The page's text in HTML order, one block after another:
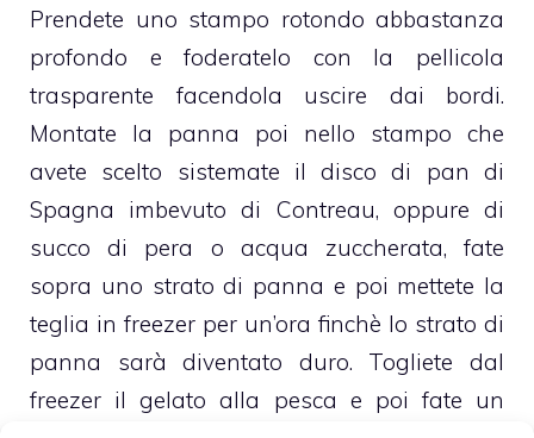
Prendete uno stampo rotondo abbastanza
profondo e foderatelo con la pellicola
trasparente facendola uscire dai bordi.
Montate la panna poi nello stampo che
avete scelto sistemate il disco di pan di
Spagna imbevuto di Contreau, oppure di
succo di pera o acqua zuccherata, fate
sopra uno strato di panna e poi mettete la
teglia in freezer per un’ora finchè lo strato di
panna sarà diventato duro. Togliete dal
freezer il gelato alla pesca e poi fate un